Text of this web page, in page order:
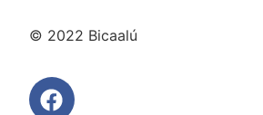
© 2022 Bicaalú